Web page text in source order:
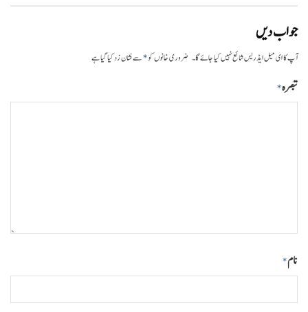
جواب دیں
آپ کا ای میل ایڈریس شائع نہیں کیا جائے گا۔ ضروری خانوں کو*سے نشان زد کیا گیا ہے
تبصرہ*
نام*